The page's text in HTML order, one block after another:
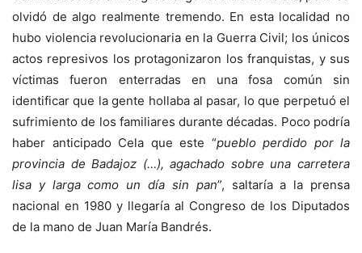
olvidó de algo realmente tremendo. En esta localidad no
hubo violencia revolucionaria en la Guerra Civil; los únicos
actos represivos los protagonizaron los franquistas, y sus
víctimas fueron enterradas en una fosa común sin
identificar que la gente hollaba al pasar, lo que perpetuó el
sufrimiento de los familiares durante décadas. Poco podría
haber anticipado Cela que este “pueblo perdido por la
provincia de Badajoz (…), agachado sobre una carretera
lisa y larga como un día sin pan”, saltaría a la prensa
nacional en 1980 y llegaría al Congreso de los Diputados
de la mano de Juan María Bandrés.